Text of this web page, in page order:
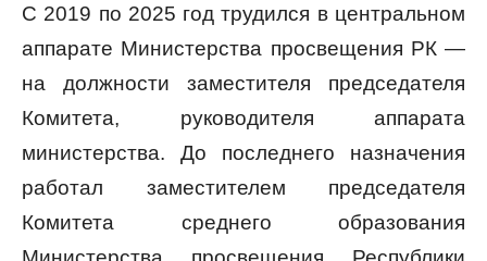
С 2019 по 2025 год трудился в центральном
аппарате Министерства просвещения РК —
на должности заместителя председателя
Комитета, руководителя аппарата
министерства. До последнего назначения
работал заместителем председателя
Комитета среднего образования